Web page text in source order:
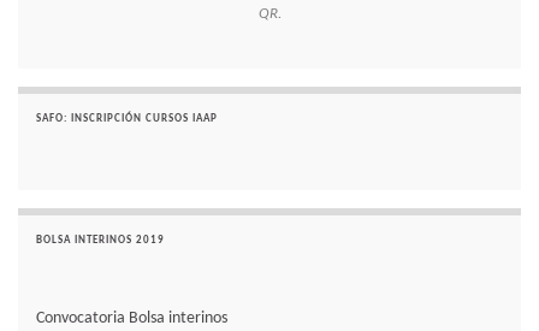
QR.
SAFO: INSCRIPCIÓN CURSOS IAAP
BOLSA INTERINOS 2019
Convocatoria Bolsa interinos